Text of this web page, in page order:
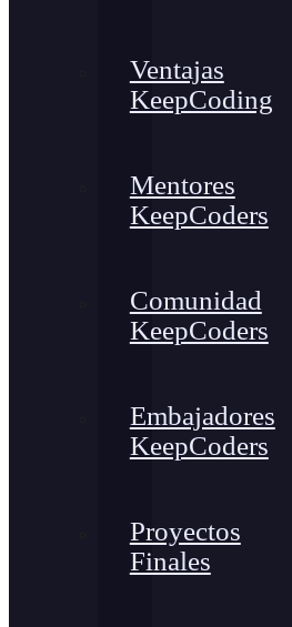
Ventajas
KeepCoding
Mentores
KeepCoders
Comunidad
KeepCoders
Embajadores
KeepCoders
Proyectos
Finales